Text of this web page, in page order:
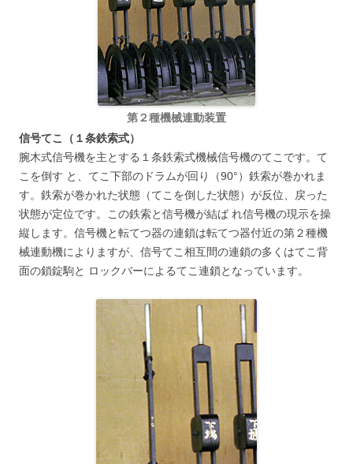
第２種機械連動装置
信号てこ（１条鉄索式）
腕木式信号機を主とする１条鉄索式機械信号機のてこです。て
こを倒す と、てこ下部のドラムが回り（90°）鉄索が巻かれま
す。鉄索が巻かれた状態（てこを倒した状態）が反位、戻った
状態が定位です。この鉄索と信号機が結ば れ信号機の現示を操
縦します。信号機と転てつ器の連鎖は転てつ器付近の第２種機
械連動機によりますが、信号てこ相互間の連鎖の多くはてこ背
面の鎖錠駒と ロックバーによるてこ連鎖となっています。